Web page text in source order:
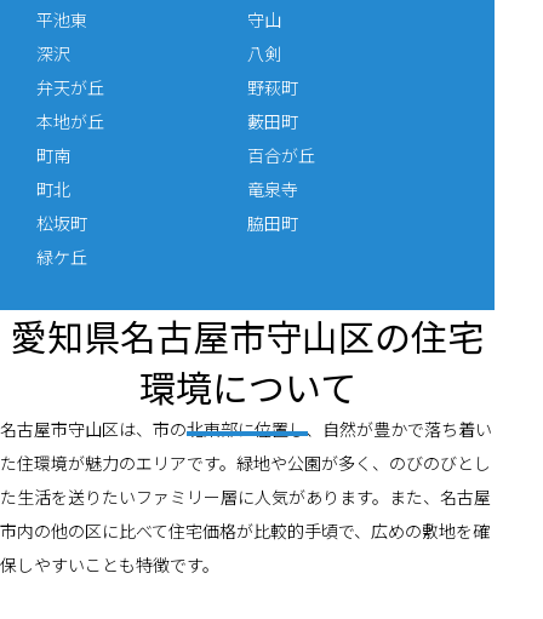
平池東
深沢
弁天が丘
本地が丘
町南
町北
松坂町
緑ケ丘
守山
八剣
野萩町
藪田町
百合が丘
竜泉寺
脇田町
愛知県名古屋市守山区の住宅
環境について
名古屋市守山区は、市の北東部に位置し、自然が豊かで落ち着い
た住環境が魅力のエリアです。緑地や公園が多く、のびのびとし
た生活を送りたいファミリー層に人気があります。また、名古屋
市内の他の区に比べて住宅価格が比較的手頃で、広めの敷地を確
保しやすいことも特徴です。